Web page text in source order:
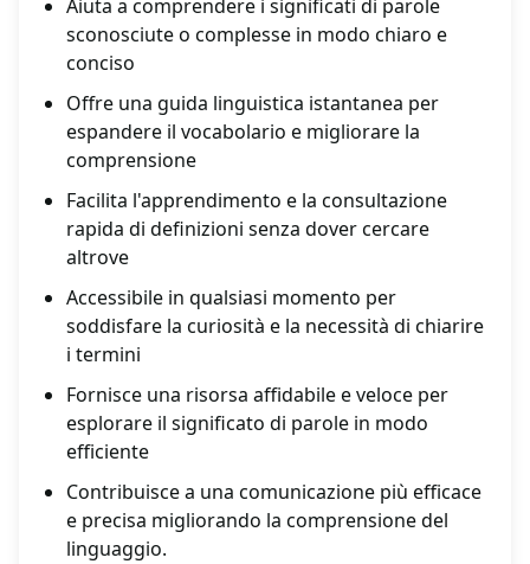
Aiuta a comprendere i significati di parole
sconosciute o complesse in modo chiaro e
conciso
Offre una guida linguistica istantanea per
espandere il vocabolario e migliorare la
comprensione
Facilita l'apprendimento e la consultazione
rapida di definizioni senza dover cercare
altrove
Accessibile in qualsiasi momento per
soddisfare la curiosità e la necessità di chiarire
i termini
Fornisce una risorsa affidabile e veloce per
esplorare il significato di parole in modo
efficiente
Contribuisce a una comunicazione più efficace
e precisa migliorando la comprensione del
linguaggio.